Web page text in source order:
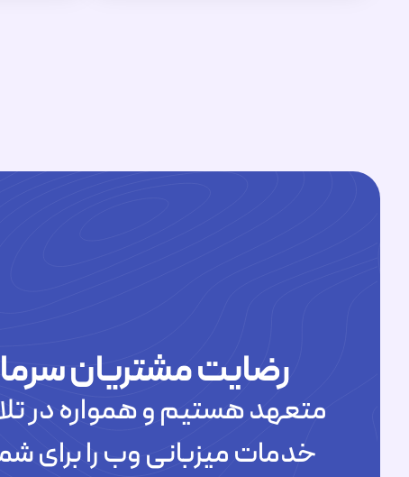
رضایت مشتریان
متعهد هستیم و همواره در
خدمات میزبانی وب را برای